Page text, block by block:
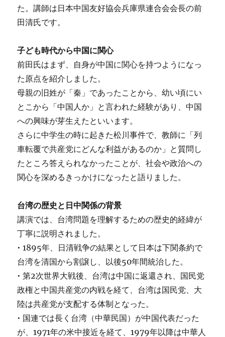
た。講師は日本中国友好協会兵庫県連合会会長の前
田清氏です。
子ども時代から中国に関心
前田氏はまず、自身が中国に関心を持つようになっ
た原点を紹介しました。
母親の旧姓が「秦」であったことから、幼い頃にい
とこから「中国人か」と言われた経験があり、中国
への興味が芽生えたといいます。
さらに中学生の時に起きた松川事件で、教師に「列
車転覆で共産党にどんな利益があるのか」と質問し
たところ答えられなかったことが、社会や政治への
関心を深めるきっかけになったと語りました。
台湾の歴史と日中関係の背景
講演では、台湾問題を理解するための歴史的経緯が
丁寧に説明されました。
• 1895年、日清戦争の結果として日本は下関条約で
台湾を清国から割譲し、以後50年間統治した。
• 第2次世界大戦後、台湾は中国に返還され、国民党
政権と中国共産党の内戦を経て、台湾は国民党、大
陸は共産党が支配する体制となった。
• 国連では長く台湾（中華民国）が中国代表だった
が、1971年の米中接近を経て、1979年以降は中華人